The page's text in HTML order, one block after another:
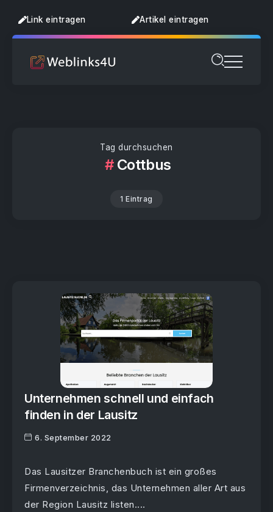
Link eintragen Artikel eintragen
Tag durchsuchen
Cottbus
1 Eintrag
Unternehmen schnell und einfach
finden in der Lausitz
6. September 2022
Das Lausitzer Branchenbuch ist ein großes
Firmenverzeichnis, das Unternehmen aller Art aus
der Region Lausitz listen....